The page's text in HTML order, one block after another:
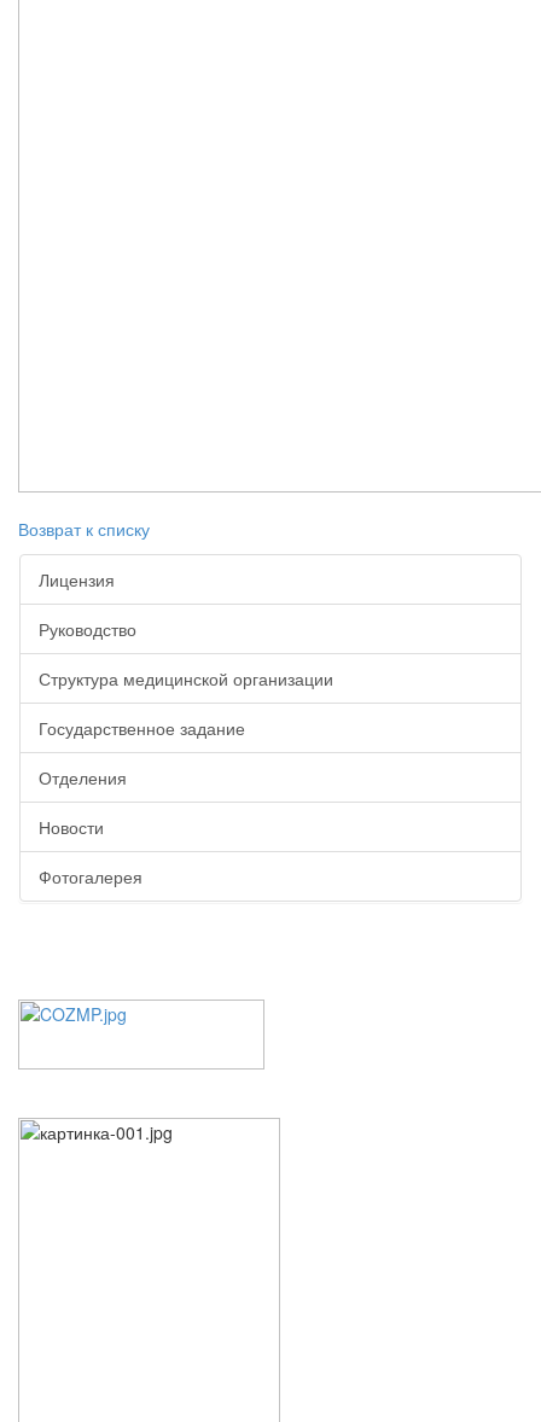
Возврат к списку
Лицензия
Руководство
Структура медицинской организации
Государственное задание
Отделения
Новости
Фотогалерея